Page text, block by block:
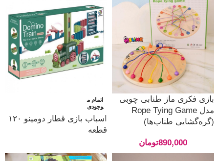
بازی فکری ماز طنابی چوبی
مدل Rope Tying Game
(گره‌گشایی طناب‌ها)
890,000تومان
اتمام م
وجودی
اسباب بازی قطار دومینو ۱۲۰
قطعه